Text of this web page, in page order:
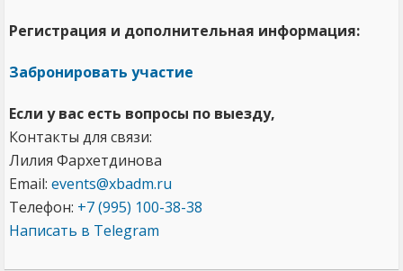
Регистрация и дополнительная информация:
Забронировать участие
Если у вас есть вопросы по выезду,
Контакты для связи:
Лилия Фархетдинова
Email: events@xbadm.ru
Телефон: +7 (995) 100-38-38
Написать в Telegram